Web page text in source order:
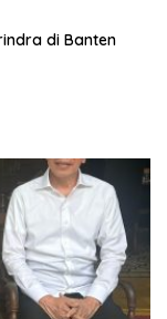
di Banten